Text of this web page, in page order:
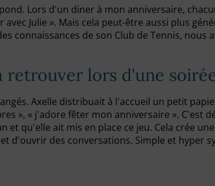
Lors d'un diner à mon anniversaire,
Julie ». Mais cela peut-être aussi plus
connaissances de son Club de Tennis, nous
retrouver lors d'une
Axelle distribuait à l'accueil un petit
», « j'adore fêter mon anniversaire ». C'est
qu'elle ait mis en place ce jeu. Cela crée
d'ouvrir des conversations. Simple et hyper